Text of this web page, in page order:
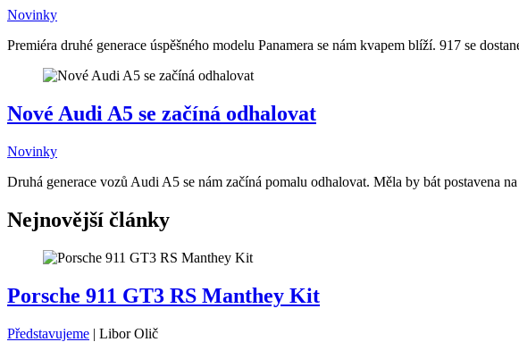
Novinky
Premiéra druhé generace úspěšného modelu Panamera se nám kvapem blíží. 917 se
Nové Audi A5 se začíná odhalovat
Novinky
Druhá generace vozů Audi A5 se nám začíná pomalu odhalovat. Měla by bát postavena
Nejnovější články
Porsche 911 GT3 RS Manthey Kit
Představujeme | Libor Olič